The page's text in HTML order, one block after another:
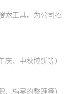
索工具，为公司招
、中秋博饼等）
档案的整理等）